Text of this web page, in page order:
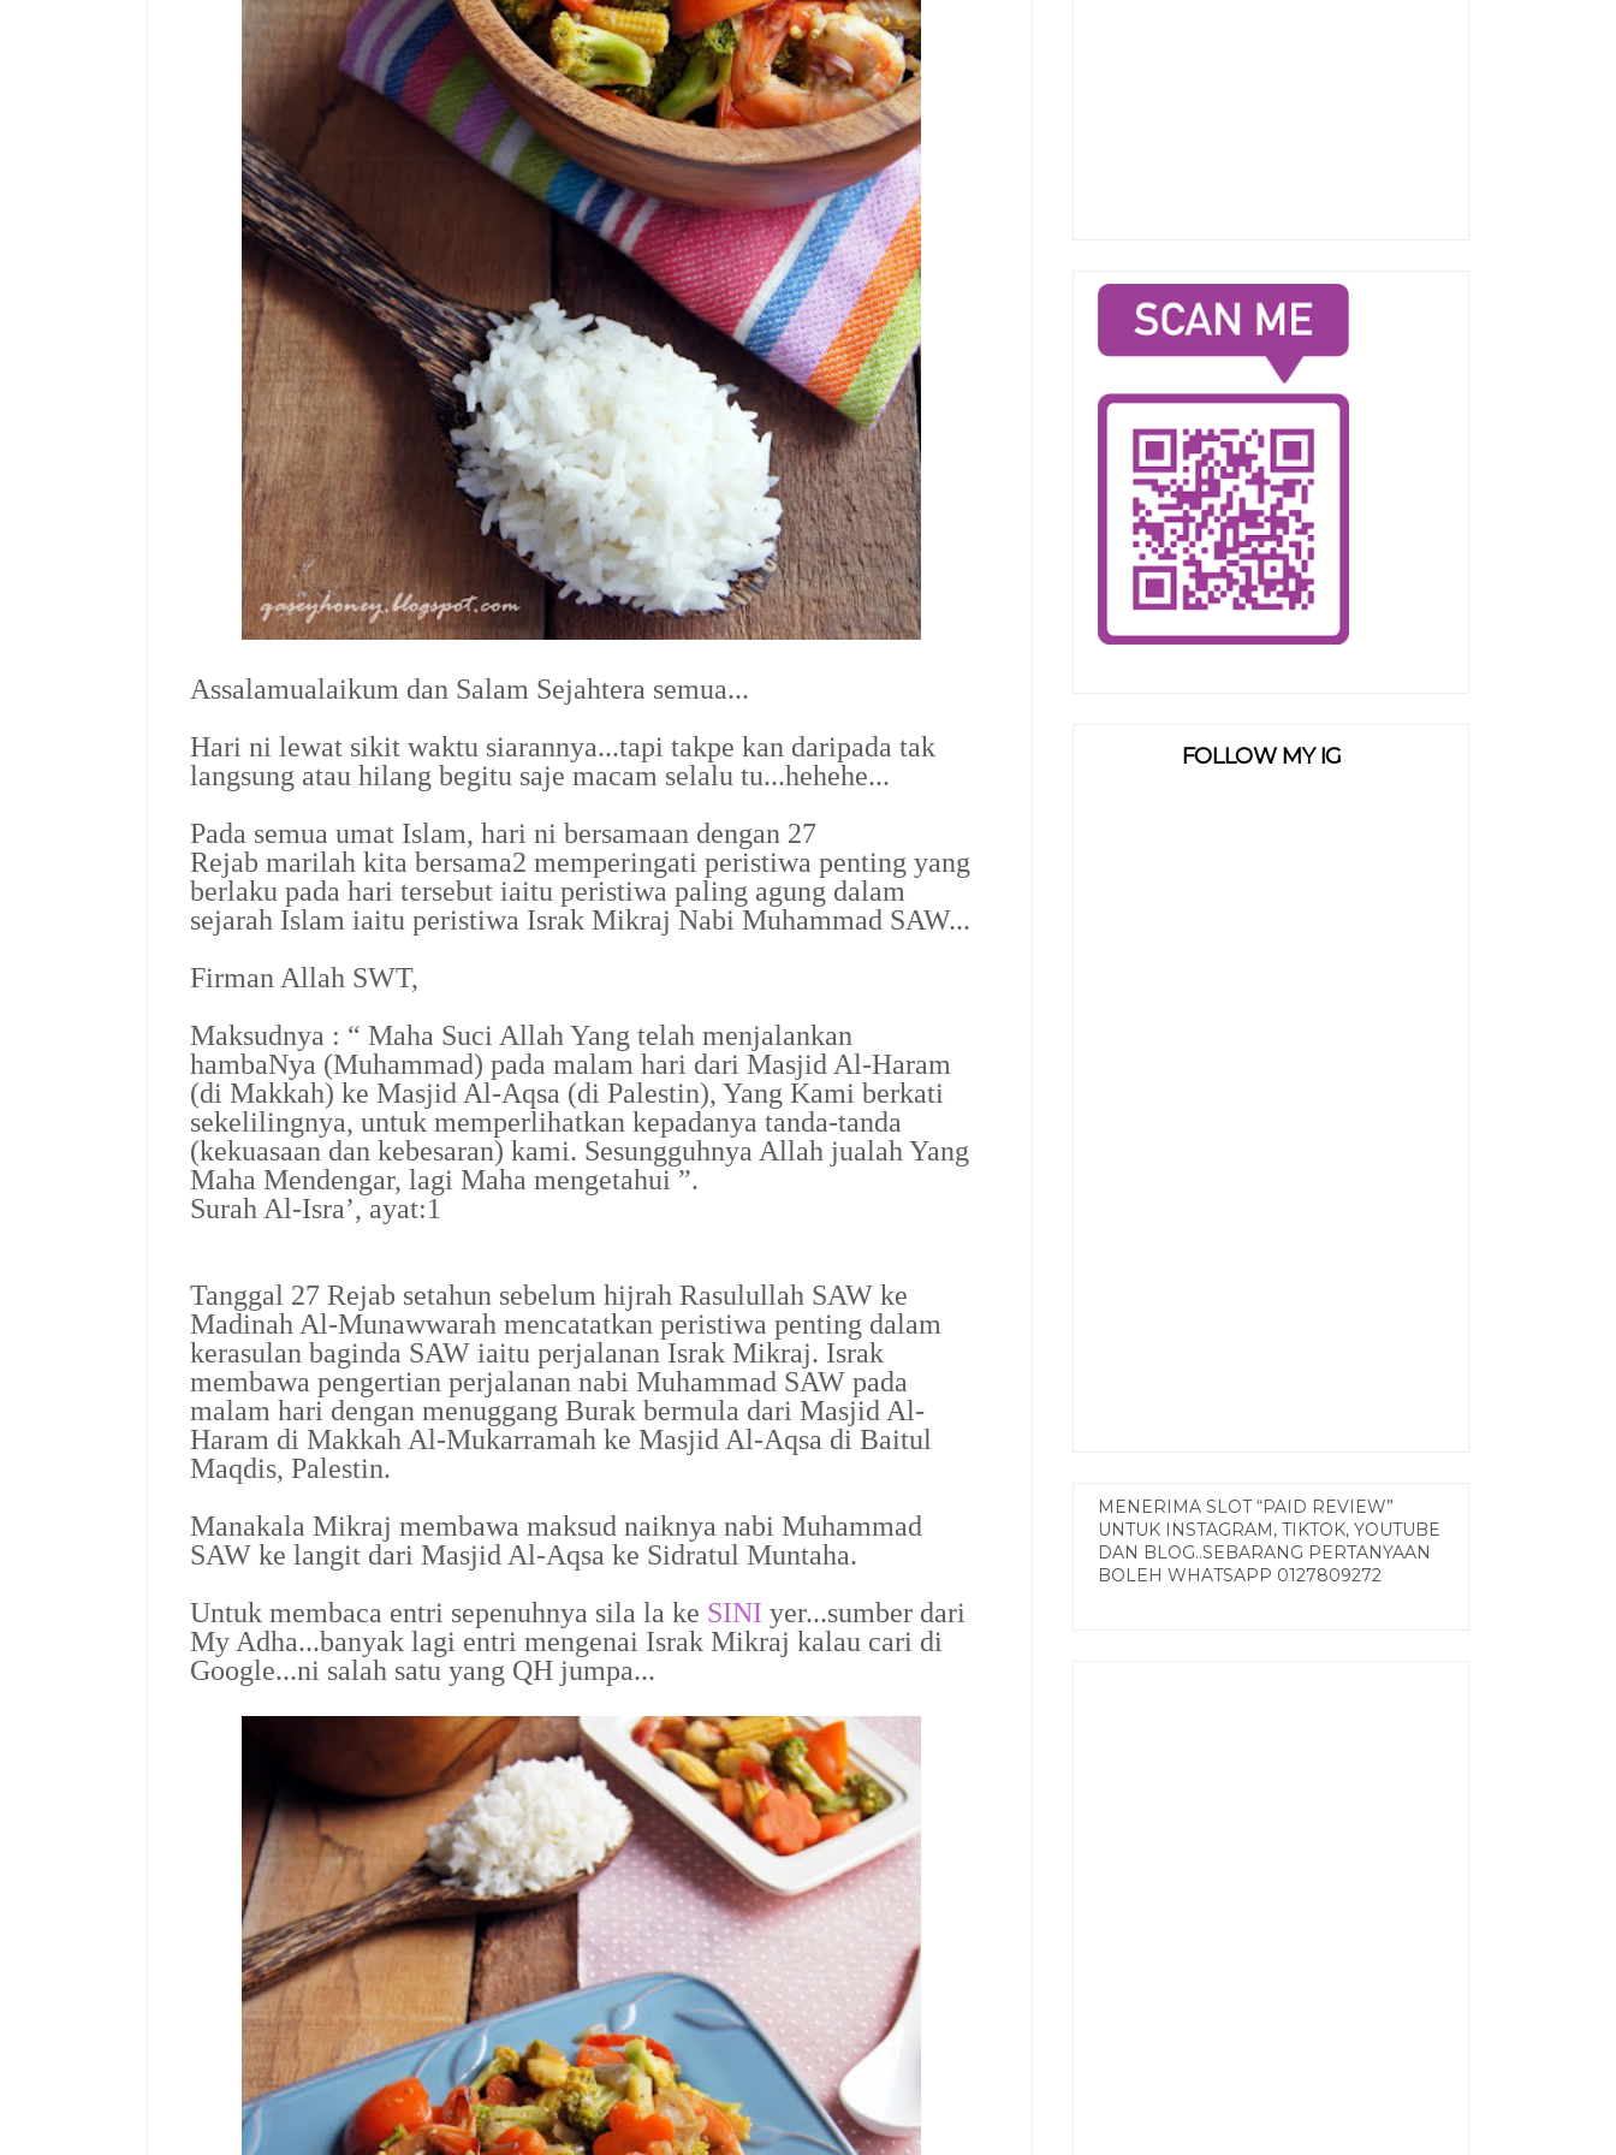
Assalamualaikum dan Salam Sejahtera semua...
Hari ni lewat sikit waktu siarannya...tapi takpe kan daripada tak
langsung atau hilang begitu saje macam selalu tu...hehehe...
Pada semua umat Islam, hari ni bersamaan dengan 27
Rejab marilah kita bersama2 memperingati peristiwa penting yang
berlaku pada hari tersebut iaitu peristiwa paling agung dalam
sejarah Islam iaitu peristiwa Israk Mikraj Nabi Muhammad SAW...
Firman Allah SWT,
Maksudnya : “ Maha Suci Allah Yang telah menjalankan
hambaNya (Muhammad) pada malam hari dari Masjid Al-Haram
(di Makkah) ke Masjid Al-Aqsa (di Palestin), Yang Kami berkati
sekelilingnya, untuk memperlihatkan kepadanya tanda-tanda
(kekuasaan dan kebesaran) kami. Sesungguhnya Allah jualah Yang
Maha Mendengar, lagi Maha mengetahui ”.
Surah Al-Isra’, ayat:1
Tanggal 27 Rejab setahun sebelum hijrah Rasulullah SAW ke
Madinah Al-Munawwarah mencatatkan peristiwa penting dalam
kerasulan baginda SAW iaitu perjalanan Israk Mikraj. Israk
membawa pengertian perjalanan nabi Muhammad SAW pada
malam hari dengan menuggang Burak bermula dari Masjid Al-
Haram di Makkah Al-Mukarramah ke Masjid Al-Aqsa di Baitul
Maqdis, Palestin.
Manakala Mikraj membawa maksud naiknya nabi Muhammad
SAW ke langit dari Masjid Al-Aqsa ke Sidratul Muntaha.
Untuk membaca entri sepenuhnya sila la ke SINI yer...sumber dari
My Adha...banyak lagi entri mengenai Israk Mikraj kalau cari di
Google...ni salah satu yang QH jumpa...
FOLLOW MY IG
MENERIMA SLOT “PAID REVIEW”
UNTUK INSTAGRAM, TIKTOK, YOUTUBE
DAN BLOG..SEBARANG PERTANYAAN
BOLEH WHATSAPP 0127809272